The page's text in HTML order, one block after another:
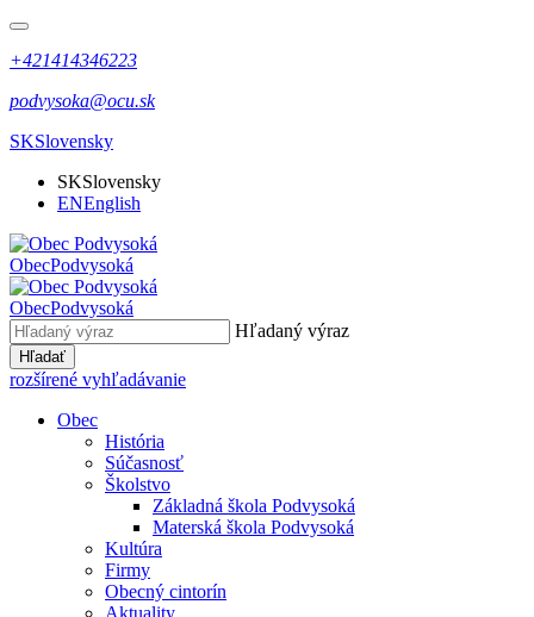
+421414346223
podvysoka@ocu.sk
SKSlovensky
SKSlovensky
ENEnglish
ObecPodvysoká
ObecPodvysoká
Hľadaný výraz
Hľadať
rozšírené vyhľadávanie
Obec
História
Súčasnosť
Školstvo
Základná škola Podvysoká
Materská škola Podvysoká
Kultúra
Firmy
Obecný cintorín
Aktuality